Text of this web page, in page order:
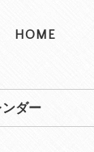
HOME
ダー